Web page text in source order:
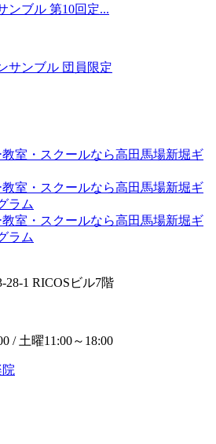
ンブル 第10回定...
1 RICOSビル7階
/ 土曜11:00～18:00